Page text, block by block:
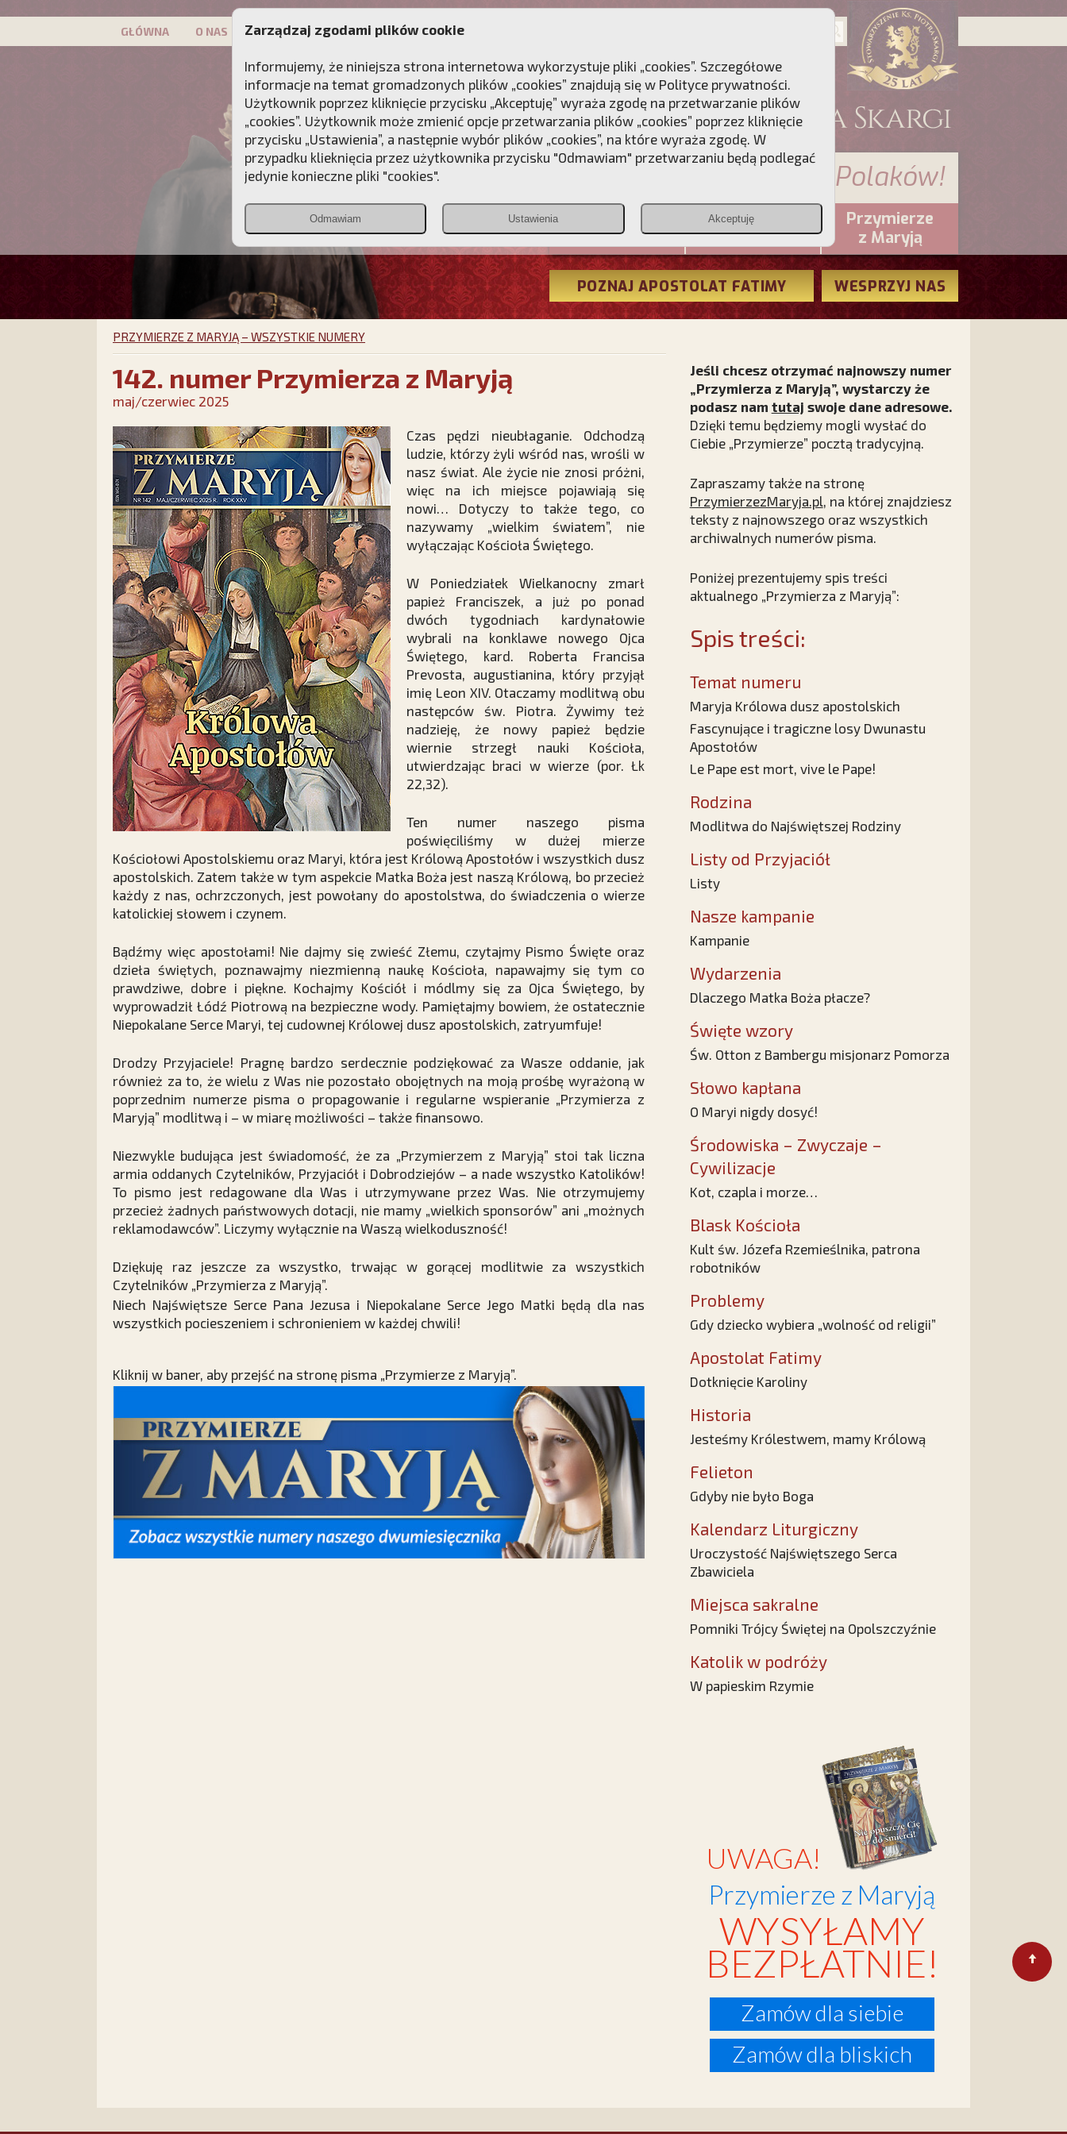
GŁÓWNA O NAS PATRON KAMPANIE DLA DUSZY
Przebudźmy sumienia Polaków!
Christiana
PCh24.pl
Przymierze
z Maryją
POZNAJ APOSTOLAT FATIMY WESPRZYJ NAS
PRZYMIERZE Z MARYJĄ – WSZYSTKIE NUMERY
142. numer Przymierza z Maryją
maj/czerwiec 2025
Czas pędzi nieubłaganie. Odchodzą
ludzie, którzy żyli wśród nas, wrośli w
nasz świat. Ale życie nie znosi próżni,
więc na ich miejsce pojawiają się
nowi… Dotyczy to także tego, co
nazywamy „wielkim światem”, nie
wyłączając Kościoła Świętego.
W Poniedziałek Wielkanocny zmarł
papież Franciszek, a już po ponad
dwóch tygodniach kardynałowie
wybrali na konklawe nowego Ojca
Świętego, kard. Roberta Francisa
Prevosta, augustianina, który przyjął
imię Leon XIV. Otaczamy modlitwą obu
następców św. Piotra. Żywimy też
nadzieję, że nowy papież będzie
wiernie strzegł nauki Kościoła,
utwierdzając braci w wierze (por. Łk
22,32).
Ten numer naszego pisma
poświęciliśmy w dużej mierze
Kościołowi Apostolskiemu oraz Maryi, która jest Królową Apostołów i wszystkich dusz
apostolskich. Zatem także w tym aspekcie Matka Boża jest naszą Królową, bo przecież
każdy z nas, ochrzczonych, jest powołany do apostolstwa, do świadczenia o wierze
katolickiej słowem i czynem.
Bądźmy więc apostołami! Nie dajmy się zwieść Złemu, czytajmy Pismo Święte oraz
dzieła świętych, poznawajmy niezmienną naukę Kościoła, napawajmy się tym co
prawdziwe, dobre i piękne. Kochajmy Kościół i módlmy się za Ojca Świętego, by
wyprowadził Łódź Piotrową na bezpieczne wody. Pamiętajmy bowiem, że ostatecznie
Niepokalane Serce Maryi, tej cudownej Królowej dusz apostolskich, zatryumfuje!
Drodzy Przyjaciele! Pragnę bardzo serdecznie podziękować za Wasze oddanie, jak
również za to, że wielu z Was nie pozostało obojętnych na moją prośbę wyrażoną w
poprzednim numerze pisma o propagowanie i regularne wspieranie „Przymierza z
Maryją” modlitwą i – w miarę możliwości – także finansowo.
Niezwykle budująca jest świadomość, że za „Przymierzem z Maryją” stoi tak liczna
armia oddanych Czytelników, Przyjaciół i Dobrodziejów – a nade wszystko Katolików!
To pismo jest redagowane dla Was i utrzymywane przez Was. Nie otrzymujemy
przecież żadnych państwowych dotacji, nie mamy „wielkich sponsorów” ani „możnych
reklamodawców”. Liczymy wyłącznie na Waszą wielkoduszność!
Dziękuję raz jeszcze za wszystko, trwając w gorącej modlitwie za wszystkich
Czytelników „Przymierza z Maryją”.
Niech Najświętsze Serce Pana Jezusa i Niepokalane Serce Jego Matki będą dla nas
wszystkich pocieszeniem i schronieniem w każdej chwili!
Kliknij w baner, aby przejść na stronę pisma „Przymierze z Maryją”.
Jeśli chcesz otrzymać najnowszy numer
„Przymierza z Maryją”, wystarczy że
podasz nam tutaj swoje dane adresowe.
Dzięki temu będziemy mogli wysłać do
Ciebie „Przymierze” pocztą tradycyjną.
Zapraszamy także na stronę
PrzymierzezMaryja.pl, na której znajdziesz
teksty z najnowszego oraz wszystkich
archiwalnych numerów pisma.
Poniżej prezentujemy spis treści
aktualnego „Przymierza z Maryją”:
Spis treści:
Temat numeru
Maryja Królowa dusz apostolskich
Fascynujące i tragiczne losy Dwunastu
Apostołów
Le Pape est mort, vive le Pape!
Rodzina
Modlitwa do Najświętszej Rodziny
Listy od Przyjaciół
Listy
Nasze kampanie
Kampanie
Wydarzenia
Dlaczego Matka Boża płacze?
Święte wzory
Św. Otton z Bambergu misjonarz Pomorza
Słowo kapłana
O Maryi nigdy dosyć!
Środowiska – Zwyczaje –
Cywilizacje
Kot, czapla i morze…
Blask Kościoła
Kult św. Józefa Rzemieślnika, patrona
robotników
Problemy
Gdy dziecko wybiera „wolność od religii”
Apostolat Fatimy
Dotknięcie Karoliny
Historia
Jesteśmy Królestwem, mamy Królową
Felieton
Gdyby nie było Boga
Kalendarz Liturgiczny
Uroczystość Najświętszego Serca
Zbawiciela
Miejsca sakralne
Pomniki Trójcy Świętej na Opolszczyźnie
Katolik w podróży
W papieskim Rzymie
UWAGA!
Przymierze z Maryją
WYSYŁAMY
BEZPŁATNIE!
Zamów dla siebie
Zamów dla bliskich
Zarządzaj zgodami plików cookie
Informujemy, że niniejsza strona internetowa wykorzystuje pliki „cookies”. Szczegółowe
informacje na temat gromadzonych plików „cookies” znajdują się w Polityce prywatności.
Użytkownik poprzez kliknięcie przycisku „Akceptuję” wyraża zgodę na przetwarzanie plików
„cookies”. Użytkownik może zmienić opcje przetwarzania plików „cookies” poprzez kliknięcie
przycisku „Ustawienia”, a następnie wybór plików „cookies”, na które wyraża zgodę. W
przypadku klieknięcia przez użytkownika przycisku "Odmawiam" przetwarzaniu będą podlegać
jedynie konieczne pliki "cookies".
Odmawiam Ustawienia Akceptuję